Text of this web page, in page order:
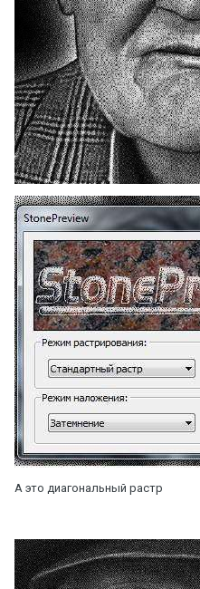
А это диагональный растр